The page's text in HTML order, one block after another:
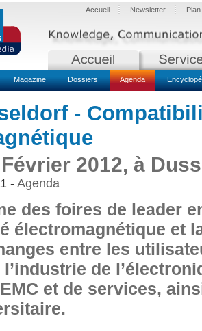
Accueil Newsletter
Magazine Dossiers Agenda
-
2012, à
- Agenda
des foires de leader
électromagnétique et
entre les
de
et de services,